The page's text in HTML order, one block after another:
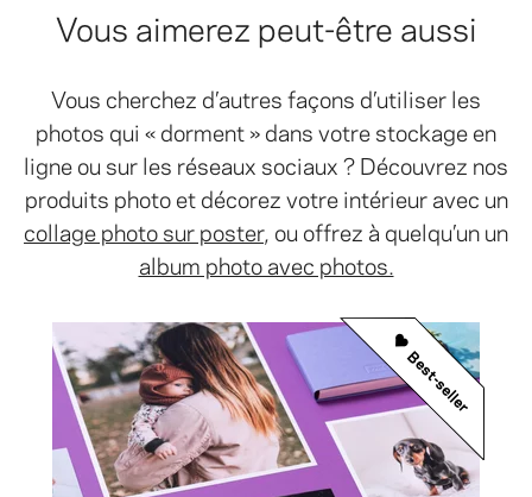
Vous aimerez peut-être aussi
Vous cherchez d’autres façons d’utiliser les
photos qui « dorment » dans votre stockage en
ligne ou sur les réseaux sociaux ? Découvrez nos
produits photo et décorez votre intérieur avec un
collage photo sur poster, ou offrez à quelqu’un un
album photo avec photos.
Best-seller